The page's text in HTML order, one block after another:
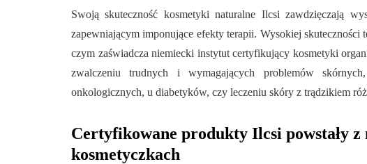
Swoją skuteczność kosmetyki naturalne Ilcsi zawdzięczają
zapewniającym imponujące efekty terapii. Wysokiej skuteczności
czym zaświadcza niemiecki instytut certyfikujący kosmetyki
zwalczeniu trudnych i wymagających problemów
onkologicznych, u diabetyków, czy leczeniu skóry z trądzikiem
Certyfikowane produkty Ilcsi powstały z
kosmetyczkach